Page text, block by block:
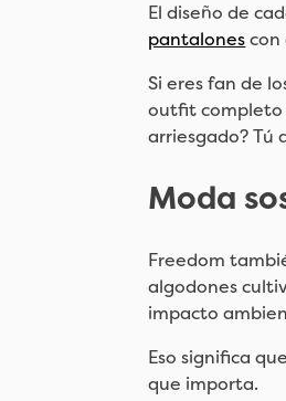
El diseño de
pantalonescon
Si eres fan de
outfit completo
arriesgado? Tú
Moda
Freedom
algodones
impacto
Eso significa
que importa.